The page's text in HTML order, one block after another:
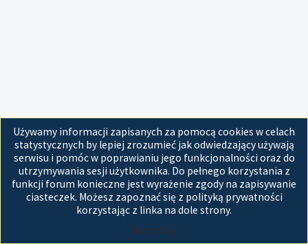
Używamy informacji zapisanych za pomocą cookies w celach
statystycznych by lepiej zrozumieć jak odwiedzający używają
serwisu i pomóc w poprawianiu jego funkcjonalności oraz do
utrzymywania sesji użytkownika. Do pełnego korzystania z
funkcji forum konieczne jest wyrażenie zgody na zapisywanie
ciasteczek. Możesz zapoznać się z polityką prywatności
korzystając z linka na dole strony.
Akceptuję